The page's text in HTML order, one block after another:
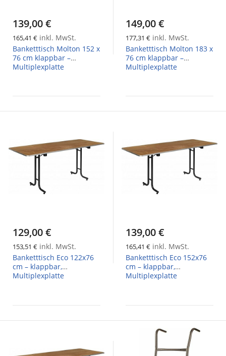
139,00 €
165,41 € inkl. MwSt.
Banketttisch Molton 152 x
76 cm klappbar –
Multiplexplatte
149,00 €
177,31 € inkl. MwSt.
Banketttisch Molton 183 x
76 cm klappbar –
Multiplexplatte
129,00 €
153,51 € inkl. MwSt.
Banketttisch Eco 122x76
cm – klappbar,
Multiplexplatte
139,00 €
165,41 € inkl. MwSt.
Banketttisch Eco 152x76
cm – klappbar,
Multiplexplatte